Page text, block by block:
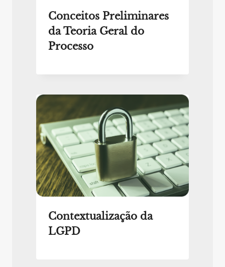
Conceitos Preliminares
da Teoria Geral do
Processo
Contextualização da
LGPD